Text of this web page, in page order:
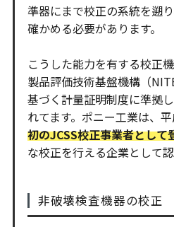
準器にまで校正の系統を遡
確かめる必要があります。
こうした能力を有する校正
製品評価技術基盤機構（
基づく計量証明制度に準拠
れてます。ポニー工業は、
初のJCSS校正事業者として
な校正を行える企業として認
非破壊検査機器の校正